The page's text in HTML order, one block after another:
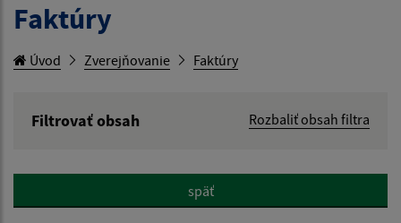
Faktúry
Úvod Zverejňovanie Faktúry
Filtrovať obsah
Rozbaliť obsah filtra
Hľadať v:
späť